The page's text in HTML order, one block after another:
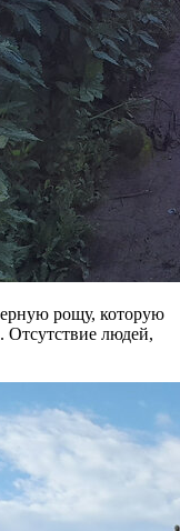
рощу, которую
людей,